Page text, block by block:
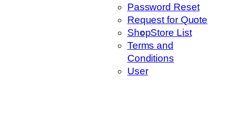
Password Reset
Request for Quote
ShopStore List
Terms and
Conditions
User